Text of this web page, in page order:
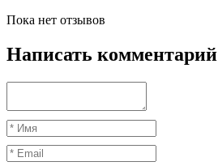
Пока нет отзывов
Написать комментарий